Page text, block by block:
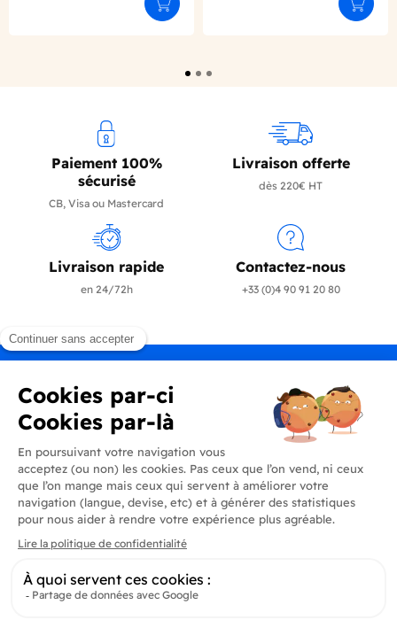
Ajouter au panier
Paiement 100%
sécurisé
CB, Visa ou Mastercard
Livraison offerte
dès 220€ HT
Livraison rapide
en 24/72h
Contactez-nous
+33 (0)4 90 91 20 80
Produits